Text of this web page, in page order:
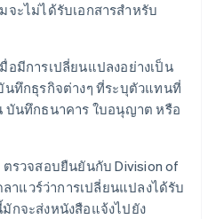
ะไม่ได้รับเอกสารสำหรับ
มื่อมีการเปลี่ยนแปลงอย่างเป็น
นทึกธุรกิจต่างๆ ที่ระบุตัวแทนที่
บันทึกธนาคาร ใบอนุญาต หรือ
ตรวจสอบยืนยันกับ Division of
าแวร์ว่าการเปลี่ยนแปลงได้รับ
กจะส่งหนังสือแจ้งไปยัง